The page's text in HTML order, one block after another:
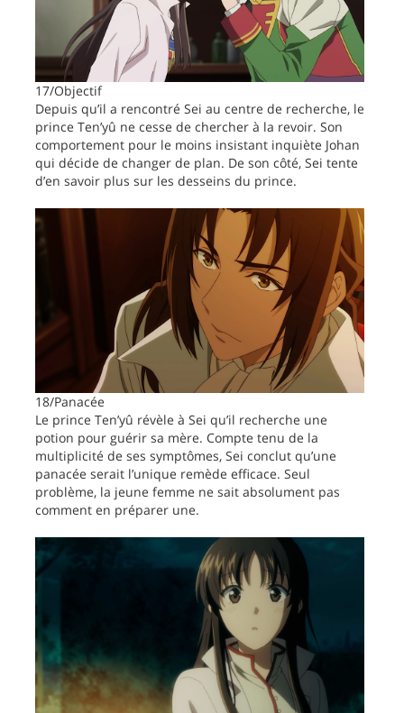
17/Objectif
Depuis qu’il a rencontré Sei au centre de recherche, le
prince Ten’yû ne cesse de chercher à la revoir. Son
comportement pour le moins insistant inquiète Johan
qui décide de changer de plan. De son côté, Sei tente
d’en savoir plus sur les desseins du prince.
18/Panacée
Le prince Ten’yû révèle à Sei qu’il recherche une
potion pour guérir sa mère. Compte tenu de la
multiplicité de ses symptômes, Sei conclut qu’une
panacée serait l’unique remède efficace. Seul
problème, la jeune femme ne sait absolument pas
comment en préparer une.